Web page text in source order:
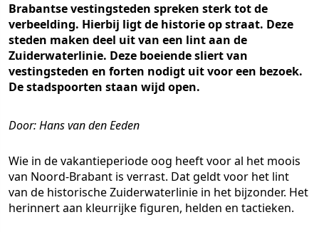
Brabantse vestingsteden spreken sterk tot de
verbeelding. Hierbij ligt de historie op straat. Deze
steden maken deel uit van een lint aan de
Zuiderwaterlinie. Deze boeiende sliert van
vestingsteden en forten nodigt uit voor een bezoek.
De stadspoorten staan wijd open.
Door: Hans van den Eeden
Wie in de vakantieperiode oog heeft voor al het moois
van Noord-Brabant is verrast. Dat geldt voor het lint
van de historische Zuiderwaterlinie in het bijzonder. Het
herinnert aan kleurrijke figuren, helden en tactieken.